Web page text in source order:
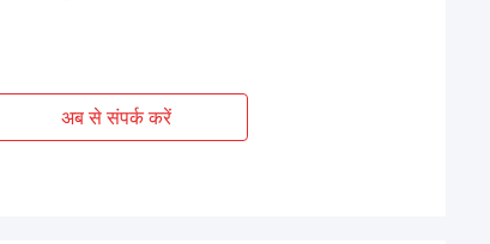
अब से संपर्क करें